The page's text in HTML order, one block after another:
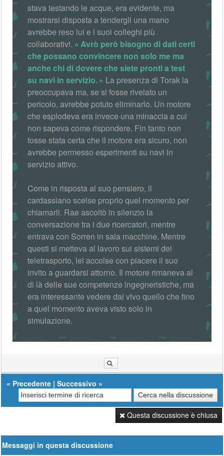
stava testando le acque, era evidente, ma
mostrarsi disposta a tendergli una mano
avrebbe reso lui e i suoi colleghi più
collaborativi.
Avrò però bisogno di dati certi
che possano convincere non solo me ma
anche chi di dovere che siete pronti a test
su navi in servizio.
La presenza di Torak la
preoccupava ma, se si fosse rivelato un
pericolo, avrebbe potuto eliminarlo. Un motore
che esplodeva era invece una minaccia a cui
non sapeva come rispondere. Fin tanto non
fosse stata certa che il motore era sicuro, non
avrebbe permesso esperimenti su navi in
servizio attivo.
Come in risposta al suo pensiero, il
cardassiano scelse proprio quel momento per
chiamarli. Rae ascoltò in silenzio la
conversazione tra i due ricercatori, mentre
entrava con Sorren in sala macchine. Mentre
questi si metteva al lavoro sui sistemi del
teletrasporto, lei accolse con piacere il suo
invito a guardarsi attorno. Il motore rimaneva al
di là delle sue competenze ingegneristiche, ma
era interessante vedere dal vivo quello che fino
a quel momento aveva visto solo in
simulazione.
« Precedente |Successivo »
Questa discussione è chiusa
Messaggi in questa discussione